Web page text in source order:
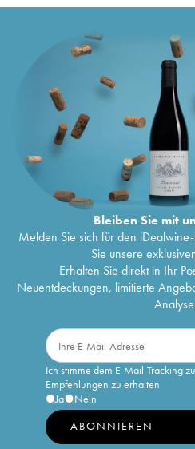
Bleiben Sie mit
Melden Sie sich für den
Sie unsere
Erhalten Sie direkt in Ihr
Neuentdeckungen, limitierte
Ich stimme dem E-Mail-Tracking
Empfehlungen zu erhalten
Ja
Nein
ABONNIEREN